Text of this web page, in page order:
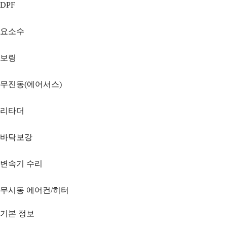
DPF
요소수
보링
무진동(에어서스)
리타더
바닥보강
변속기 수리
무시동 에어컨/히터
기본 정보